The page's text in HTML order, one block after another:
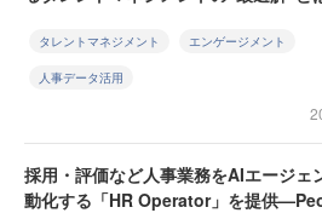
タレントマネジメント エンゲージメント
人事データ活用
採用・評価など人事業務をAIエージェ
動化する「HR Operator」を提供